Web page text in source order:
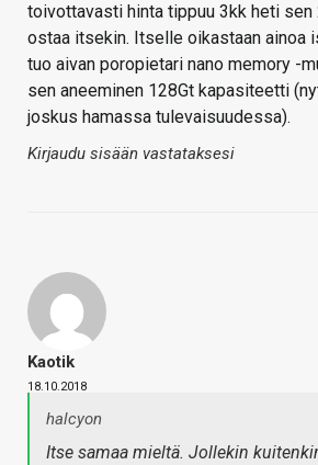
toivottavasti hinta tippuu 3kk heti
ostaa itsekin. Itselle oikastaan ainoa
tuo aivan poropietari nano memory -
sen aneeminen 128Gt kapasiteetti
joskus hamassa tulevaisuudessa).
Kirjaudu sisään vastataksesi
Kaotik
18.10.2018
halcyon
Itse samaa mieltä. Jollekin